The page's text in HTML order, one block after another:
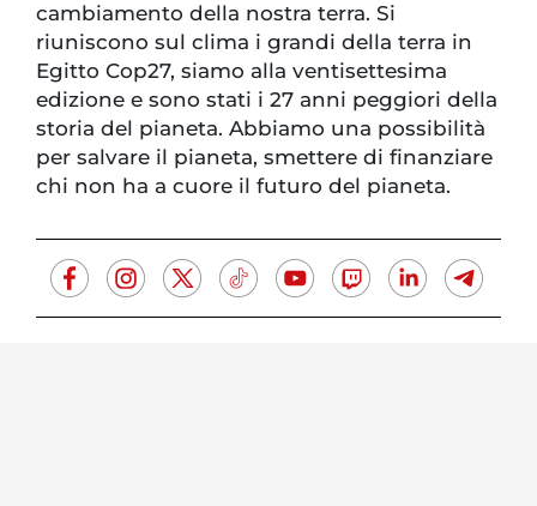
cambiamento della nostra terra. Si
riuniscono sul clima i grandi della terra in
Egitto Cop27, siamo alla ventisettesima
edizione e sono stati i 27 anni peggiori della
storia del pianeta. Abbiamo una possibilità
per salvare il pianeta, smettere di finanziare
chi non ha a cuore il futuro del pianeta.